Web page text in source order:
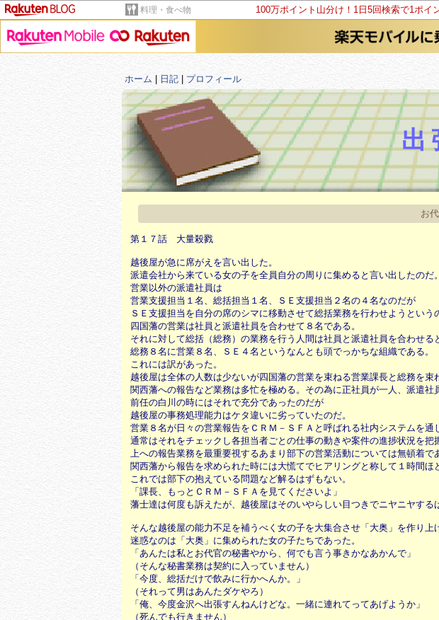
料理・食べ物 100万ポイント山分け！1日5回検索で1ポイ
ホーム
日記 プロフィール
出
お
第１７話 大量殺戮
越後屋が急に席がえを言い出した。
派遣会社から来ている女の子を全員自分の周りに集めると言い出したのだ。
営業以外の派遣社員は
営業支援担当１名、総括担当１名、ＳＥ支援担当２名の４名なのだが
ＳＥ支援担当を自分の席のシマに移動させて総括業務を行わせようとい
四国藩の営業は社員と派遣社員を合わせて８名である。
それに対して総括（総務）の業務を行う人間は社員と派遣社員を合わせる
総務８名に営業８名、ＳＥ４名というなんとも頭でっかちな組織である。
これには訳があった。
越後屋は全体の人数は少ないが四国藩の営業を束ねる営業課長と総務を束
関西藩への報告など業務は多忙を極める。その為に正社員が一人、派遣社
前任の白川の時にはそれで充分であったのだが
越後屋の事務処理能力はケタ違いに劣っていたのだ。
営業８名が日々の営業報告をＣＲＭ－ＳＦＡと呼ばれる社内システムを通
通常はそれをチェックし各担当者ごとの仕事の動きや案件の進捗状況を
上への報告業務を最重要視するあまり部下の営業活動については無頓着で
関西藩から報告を求められた時には大慌てでヒアリングと称して１時間ほ
これでは部下の抱えている問題など解るはずもない。
「課長、もっとＣＲＭ－ＳＦＡを見てくださいよ」
藩士達は何度も訴えたが、越後屋はそのいやらしい目つきでニヤニヤする
そんな越後屋の能力不足を補うべく女の子を大集合させ「大奥」を作り上
迷惑なのは「大奥」に集められた女の子たちであった。
「あんたは私とお代官の秘書やから、何でも言う事きかなあかんで」
（そんな秘書業務は契約に入っていません）
「今度、総括だけで飲みに行かへんか。」
（それって男はあんたダケやろ）
「俺、今度金沢へ出張すんねんけどな。一緒に連れてってあげようか」
（死んでも行きません）